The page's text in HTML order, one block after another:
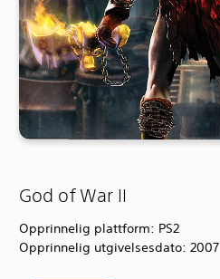
God of War II
Opprinnelig plattform: PS2
Opprinnelig utgivelsesdato: 2007